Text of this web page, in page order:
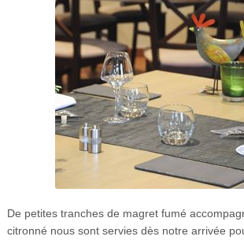
De petites tranches de magret fumé
citronné nous sont servies dès notre arrivée